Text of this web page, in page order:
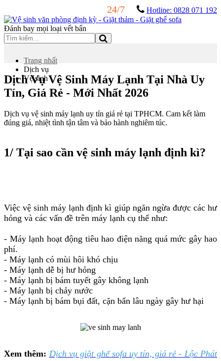
24/7 Hotline: 0828 071 192
Đánh bay mọi loại vết bẩn
Trang nhất
Dịch vụ
Vệ sinh
Dịch Vụ Vệ Sinh Máy Lạnh Tại Nhà Uy
Tín, Giá Rẻ - Mới Nhất 2026
Dịch vụ vệ sinh máy lạnh uy tín giá rẻ tại TPHCM. Cam kết làm
đúng giá, nhiệt tình tận tâm và bảo hành nghiêm túc.
1/ Tại sao cần vệ sinh máy lạnh định kì?
Việc vệ sinh máy lạnh định kì giúp ngăn ngừa được các hư
hỏng và các vấn đề trên máy lạnh cụ thể như:
- Máy lạnh hoạt động tiêu hao điện năng quá mức gây hao
phí.
- Máy lạnh có mùi hôi khó chịu
- Máy lạnh dễ bị hư hỏng
- Máy lạnh bị bám tuyết gây không lạnh
- Máy lạnh bị chảy nước
- Máy lạnh bị bám bụi đất, cặn bẩn lâu ngày gây hư hại
Xem thêm: Dịch vụ giặt ghế sofa uy tín, giá rẻ - Lộc Phát